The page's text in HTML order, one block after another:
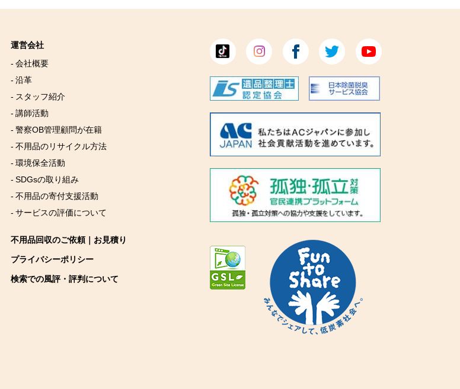
運営会社
- 会社概要
- 沿革
- スタッフ紹介
- 講師活動
- 警察OB管理顧問が在籍
- 不用品のリサイクル方法
- 環境保全活動
- SDGsの取り組み
- 不用品の寄付支援活動
- サービスの評価について
不用品回収のご依頼｜お見積り
プライバシーポリシー
検索での風評・評判について